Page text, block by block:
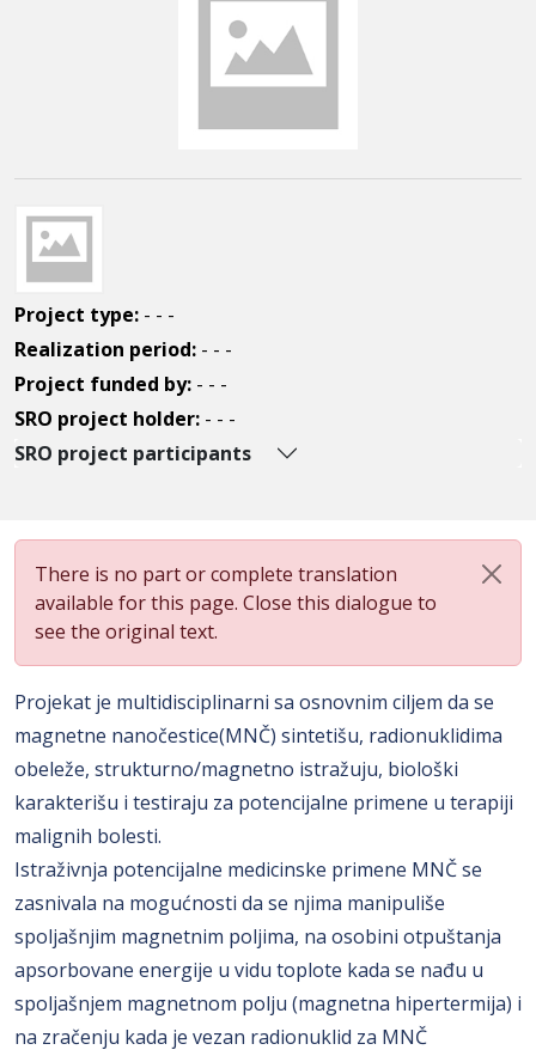
Project type: - - -
Realization period: - - -
Project funded by: - - -
SRO project holder: - - -
SRO project participants
There is no part or complete translation
available for this page. Close this dialogue to
see the original text.
Projekat je multidisciplinarni sa osnovnim ciljem da se
magnetne nanočestice(MNČ) sintetišu, radionuklidima
obeleže, strukturno/magnetno istražuju, biološki
karakterišu i testiraju za potencijalne primene u terapiji
malignih bolesti.
Istraživnja potencijalne medicinske primene MNČ se
zasnivala na mogućnosti da se njima manipuliše
spoljašnjim magnetnim poljima, na osobini otpuštanja
apsorbovane energije u vidu toplote kada se nađu u
spoljašnjem magnetnom polju (magnetna hipertermija) i
na zračenju kada je vezan radionuklid za MNČ